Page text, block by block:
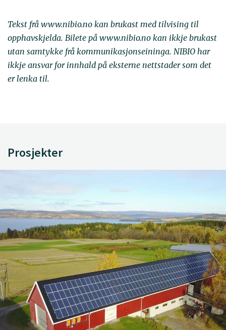
Tekst frå www.nibio.no kan brukast med tilvising til
opphavskjelda. Bilete på www.nibio.no kan ikkje brukast
utan samtykke frå kommunikasjonseininga. NIBIO har
ikkje ansvar for innhald på eksterne nettstader som det
er lenka til.
Prosjekter